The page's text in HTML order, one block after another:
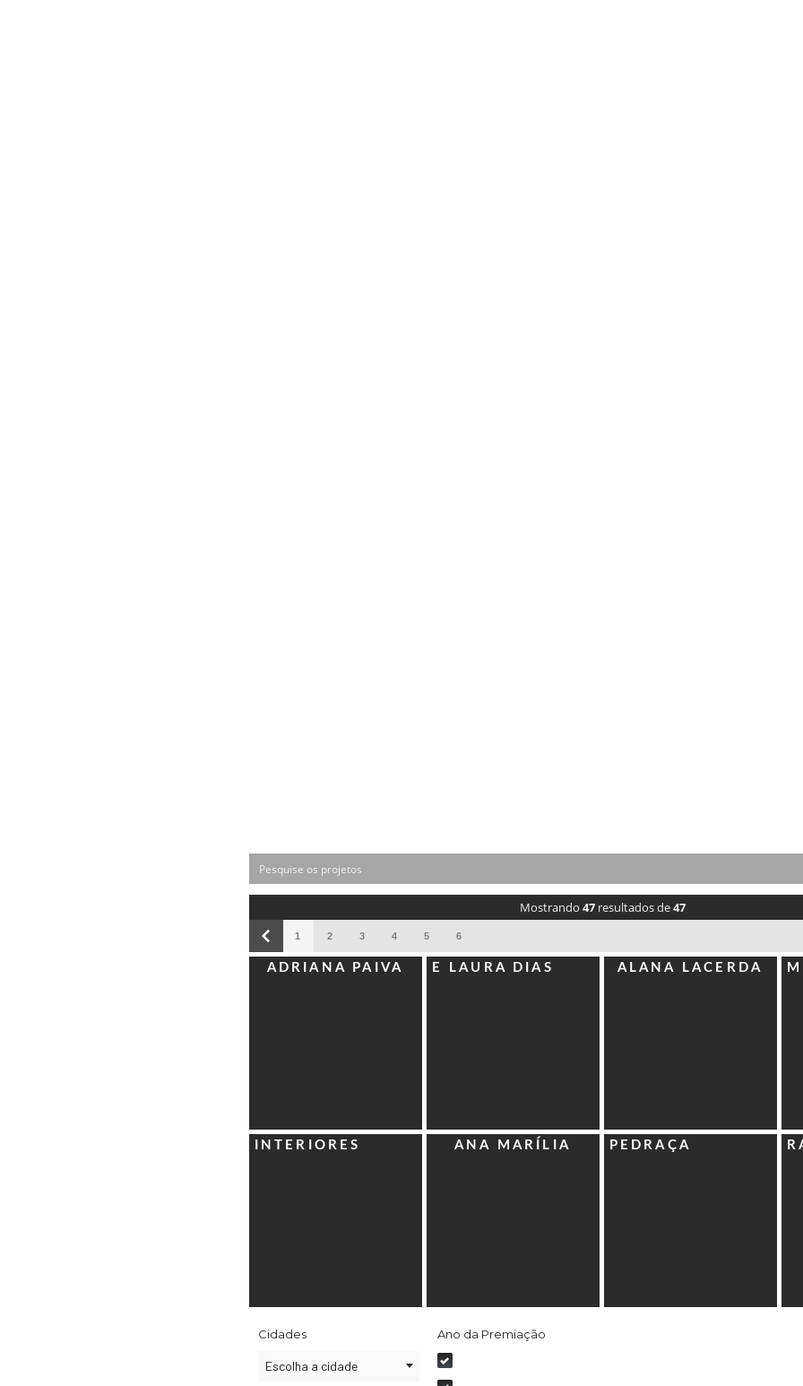
Mostrando 47resultados de47
1 2 3 4 5 6
ADRIANA PAIVA
ADRIANA RIBEIRO
E LAURA DIAS
ALANA LACERDA
ANA AMÉLIA
INTERIORES
ANA MARÍLIA
CAROLINE
PEDRAÇA
Cidades
Escolha a cidade
Ano da Premiação